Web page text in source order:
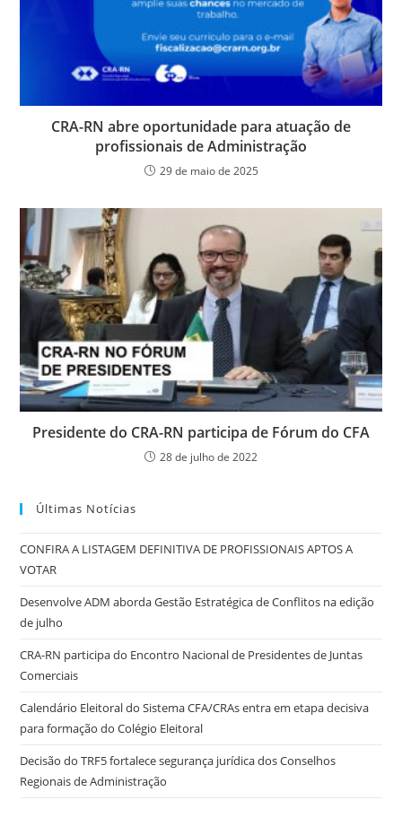
CRA-RN abre oportunidade para atuação de
profissionais de Administração
29 de maio de 2025
Presidente do CRA-RN participa de Fórum do CFA
28 de julho de 2022
Últimas Notícias
CONFIRA A LISTAGEM DEFINITIVA DE PROFISSIONAIS APTOS A
VOTAR
Desenvolve ADM aborda Gestão Estratégica de Conflitos na edição
de julho
CRA-RN participa do Encontro Nacional de Presidentes de Juntas
Comerciais
Calendário Eleitoral do Sistema CFA/CRAs entra em etapa decisiva
para formação do Colégio Eleitoral
Decisão do TRF5 fortalece segurança jurídica dos Conselhos
Regionais de Administração